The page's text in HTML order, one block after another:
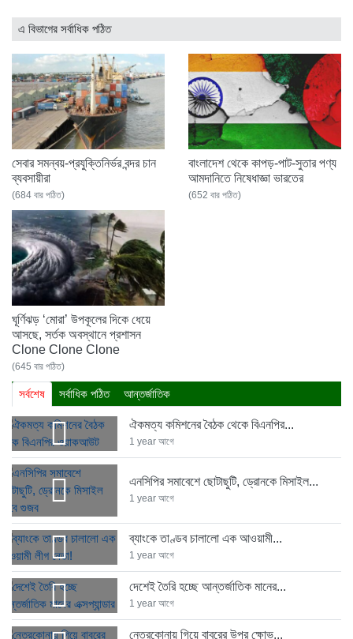
এ বিভাগের সর্বাধিক পঠিত
সেবার সমন্বয়-প্রযুক্তিনির্ভর বন্দর চান
ব্যবসায়ীরা
(684 বার পঠিত)
বাংলাদেশ থেকে কাপড়-পাট-সুতার পণ্য
আমদানিতে নিষেধাজ্ঞা ভারতের
(652 বার পঠিত)
ঘূর্ণিঝড় ‘মোরা’ উপকূলের দিকে ধেয়ে
আসছে, সর্তক অবস্থানে প্রশাসন
Clone Clone Clone
(645 বার পঠিত)
সর্বশেষ সর্বাধিক পঠিত আন্তর্জাতিক
ঐকমত্য কমিশনের বৈঠক থেকে বিএনপির...
1 year আগে
এনসিপির সমাবেশে ছোটাছুটি, ড্রোনকে মিসাইল...
1 year আগে
ব্যাংকে তাণ্ডব চালালো এক আওয়ামী...
1 year আগে
দেশেই তৈরি হচ্ছে আন্তর্জাতিক মানের...
1 year আগে
নেত্রকোনায় গিয়ে বাবরের উপর ক্ষোভ...